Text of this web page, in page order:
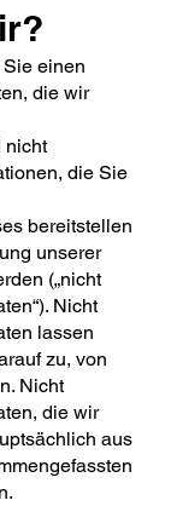
einen
die wir
nicht
die Sie
bereitstellen
unserer
(„nicht
Nicht
lassen
zu, von
Nicht
die wir
aus